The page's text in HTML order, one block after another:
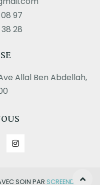
97
28
Allal Ben Abdellah,
SOIN PAR SCREENDAY.